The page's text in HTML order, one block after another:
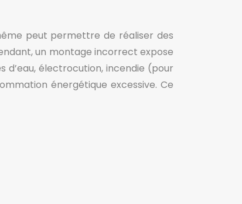
peut permettre de réaliser des
un montage incorrect expose
d’eau, électrocution, incendie (pour
énergétique excessive. Ce